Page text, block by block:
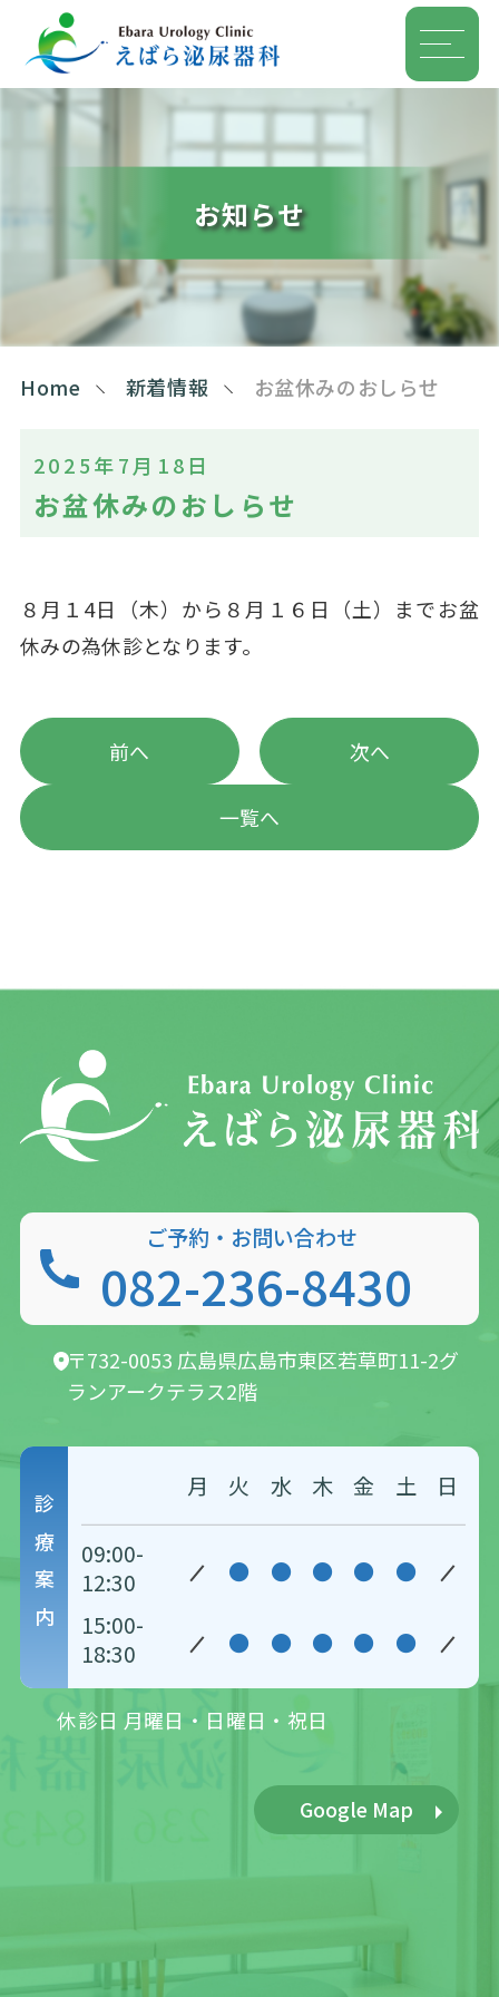
お知らせ
Home 新着情報 お盆休みのおしらせ
2025年7月18日
お盆休みのおしらせ
８月１4日（木）から８月１６日（土）までお盆
休みの為休診となります。
前へ
一覧へ
次へ
ご予約・お問い合わせ
082-236-8430
〒732-0053 広島県広島市東区若草町11-2グ
ランアークテラス2階
診療案内
月 火 水 木 金 土 日
09:00-
12:30
● ● ● ●
●
15:00-
18:30
● ● ● ● ●
休診日 月曜日・日曜日・祝日
Google Map